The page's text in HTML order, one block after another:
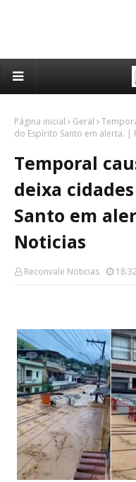
Página inicial Geral
do Espírito Santo em alerta. |
Temporal
deixa
Santo em
Noticias
Reconvale Noticias 18:32